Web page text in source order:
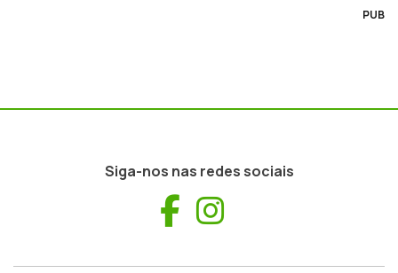
PUB
Siga-nos nas redes sociais
Facebook